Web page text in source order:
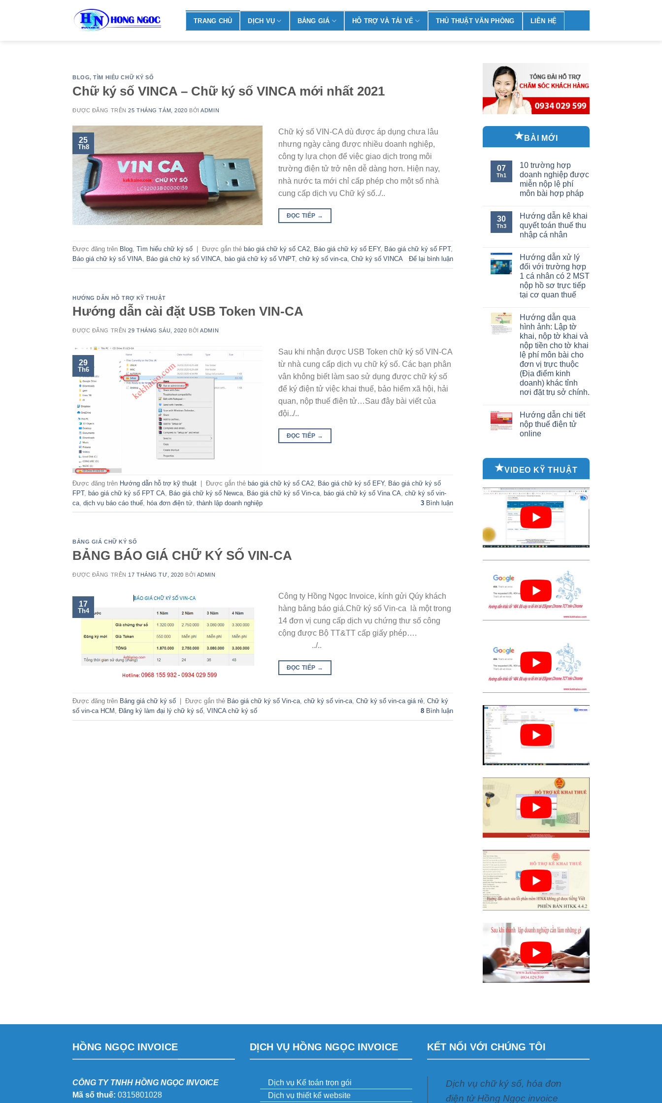
TRANG CHỦ DỊCH VỤ BẢNG GIÁ HỖ TRỢ VÀ TẢI VỂ THỦ THUẬT VĂN PHÒNG LIÊN HỆ
BLOG,TÌM HIỂU CHỮ KÝ SỐ
Chữ ký số VINCA – Chữ ký số VINCA mới nhất 2021
ĐƯỢC ĐĂNG TRÊN25 THÁNG TÁM, 2020 BỞIADMIN
25
Th8
Chữ ký số VIN-CA dù được áp dụng chưa lâu
nhưng ngày càng được nhiều doanh nghiệp,
công ty lựa chọn để việc giao dịch trong môi
trường điện tử trở nên dễ dàng hơn. Hiện nay,
nhà nước ta mới chỉ cấp phép cho một số nhà
cung cấp dịch vụ Chữ ký số../..
ĐỌC TIẾP →
Được đăng trên Blog Tìm hiểu chữ ký số Được gắn thẻ báo giá chữ ký số CA2 Báo giá chữ ký số EFY, Báo giá chữ ký số FPT,
Báo giá chữ ký số VINA
Báo giá chữ ký số VINCA báo giá chữ ký số VNPT, chữ ký số vin-ca Chữ ký số VINCA Để lại bình luận
HƯỚNG DẪN HỖ TRỢ KỸ THUẬT
Hướng dẫn cài đặt USB Token VIN-CA
ĐƯỢC ĐĂNG TRÊN29 THÁNG SÁU, 2020 BỞIADMIN
29
Th6
Sau khi nhận được USB Token chữ ký số VIN-CA
từ nhà cung cấp dịch vụ chữ ký số. Các bạn phân
vân không biết làm sao sử dụng được chữ ký số
để ký điện tử việc khai thuế, bảo hiểm xã hội, hải
quan, nộp thuế điện tử…Sau đây bài viết của
đội../..
ĐỌC TIẾP →
Được đăng trên Hướng dẫn hỗ trợ kỹ thuật Được gắn thẻ báo giá chữ ký số CA2 Báo giá chữ ký số EFY, Báo giá chữ ký số
FPT, báo giá chữ ký số FPT CA Báo giá chữ ký số Newca Báo giá chữ ký số Vin-ca báo giá chữ ký số Vina CA chữ ký số vin-
ca dịch vụ báo cáo thuế hóa đơn điện tử thành lập doanh nghiệp 3Bình luận
BẢNG GIÁ CHỮ KÝ SỐ
BẢNG BÁO GIÁ CHỮ KÝ SỐ VIN-CA
ĐƯỢC ĐĂNG TRÊN 17 THÁNG TƯ, 2020 BỞI ADMIN
17
Th4
Công ty Hồng Ngọc Invoice, kính gửi Qúy khách
hàng bảng báo giá.Chữ ký số Vin-ca là một trong
14 đơn vị cung cấp dịch vụ chứng thư số công
cộng được Bộ TT&TT cấp giấy phép….
../..
ĐỌC TIẾP →
Được đăng trên Bảng giá chữ ký số Được gắn thẻ Báo giá chữ ký số Vin-ca, chữ ký số vin-ca, Chữ ký số vin-ca giá rẻ, Chữ ký
số vin-ca HCM , Đăng ký làm đại lý chữ ký số, VINCA chữ ký số 8Bình luận
BÀI MỚI
07
Th1
10 trường hợp
doanh nghiệp được
miễn nộp lệ phí
môn bài hợp pháp
30
Th3
Hướng dẫn kê khai
quyết toán thuế thu
nhập cá nhân
Hướng dẫn xử lý
đối với trường hợp
1 cá nhân có 2 MST
nộp hồ sơ trực tiếp
tại cơ quan thuế
Hướng dẫn qua
hình ảnh: Lập tờ
khai, nộp tờ khai và
nộp tiền cho tờ khai
lệ phí môn bài cho
đơn vị trực thuộc
(Địa điểm kinh
doanh) khác tỉnh
nơi đặt trụ sở chính.
Hướng dẫn chi tiết
nộp thuế điện tử
online
VIDEO KỸ THUẬT
HỒNG NGỌC INVOICE
CÔNG TY TNHH HỒNG NGỌC INVOICE
Mã số thuế: 0315801028
DỊCH VỤ HỒNG NGỌC INVOICE
Dịch vụ Kế toán trọn gói
Dịch vụ thiết kế website
KẾT NỐI VỚI CHÚNG TÔI
Dịch vụ chữ ký số, hóa đơn
điện tử Hồng Ngọc invoice